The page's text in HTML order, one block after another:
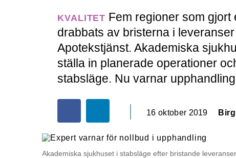
KVALITET Fem regioner som
drabbats av bristerna i
Apotekstjänst. Akademiska
ställa in planerade operationer
stabsläge. Nu varnar
16 oktober 2019
Akademiska sjukhuset i stabsläge efter bristande